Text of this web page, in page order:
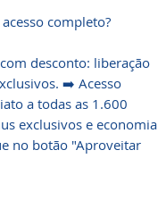
completo?
desconto: liberação
➡️ Acesso
a todas as 1.600
exclusivos e economia
no botão "Aproveitar